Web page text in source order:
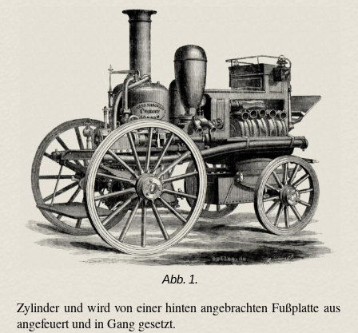
Abb. 1.
Zylinder und wird von einer hinten angebrachten Fußplatte aus
angefeuert und in Gang gesetzt.